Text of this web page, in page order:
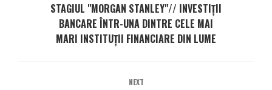
STAGIUL "MORGAN STANLEY"// INVESTIȚII
BANCARE ÎNTR-UNA DINTRE CELE MAI
MARI INSTITUȚII FINANCIARE DIN LUME
NEXT